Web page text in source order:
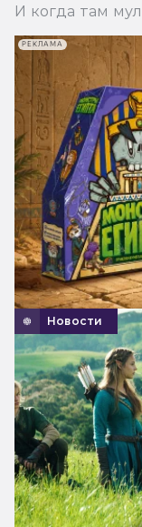
И когда там
Новости
РЕКЛАМА